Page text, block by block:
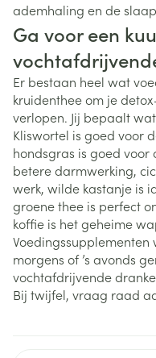
ademhaling en de
Ga voor een
Er bestaan heel wat
kruidenthee om je
verlopen. Jij bepaalt
Kliswortel is goed voor
hondsgras is goed voor
betere darmwerking,
werk, wilde kastanje is
groene thee is perfect
koffie is het geheime
Voedingssupplementen
morgens of ’s avonds
vochtafdrijvende
Bij twijfel, vraag raad